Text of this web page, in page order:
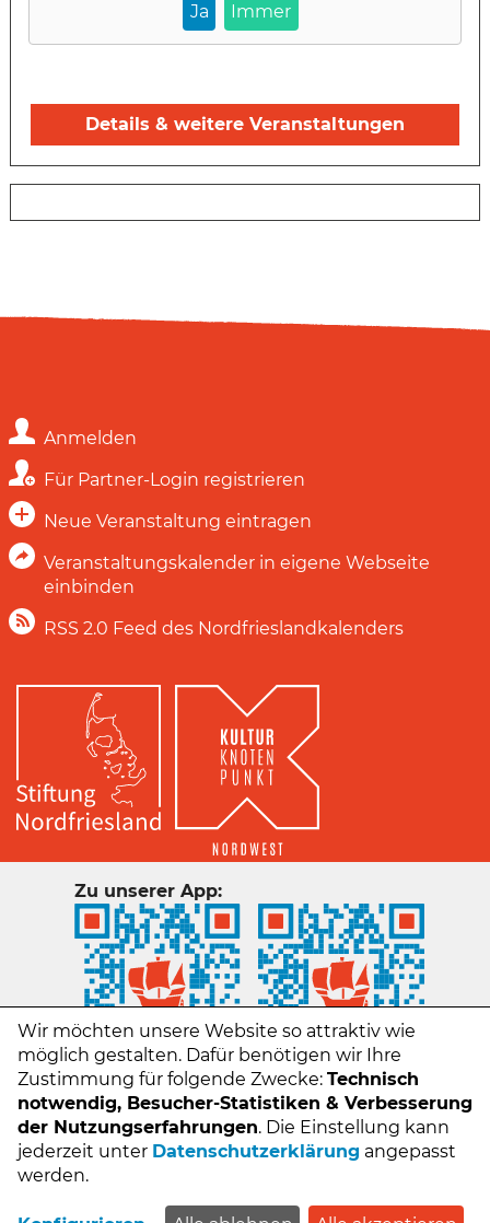
Ja Immer
Details & weitere Veranstaltungen
Anmelden
Für Partner-Login registrieren
Neue Veranstaltung eintragen
Veranstaltungskalender in eigene Webseite
einbinden
RSS 2.0 Feed des Nordfrieslandkalenders
Kontakt
Datenschutz
Zu unserer App:
Wir möchten unsere Website so attraktiv wie
möglich gestalten. Dafür benötigen wir Ihre
Zustimmung für folgende Zwecke: Technisch
notwendig, Besucher-Statistiken & Verbesserung
der Nutzungserfahrungen. Die Einstellung kann
jederzeit unter Datenschutzerklärung angepasst
werden.